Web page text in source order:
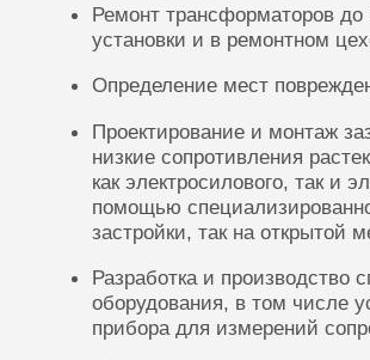
Ремонт трансформаторов
установки и в ремонтном
Определение мест
Проектирование и монтаж
низкие сопротивления
как электросилового, так и
помощью
застройки, так на открытой
Разработка и производство
оборудования, в том числе
прибора для измерений